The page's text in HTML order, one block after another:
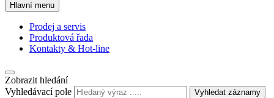
Hlavní menu
Prodej a servis
Produktová řada
Kontakty & Hot-line
Zobrazit hledání
Vyhledávací pole
Vyhledat záznamy